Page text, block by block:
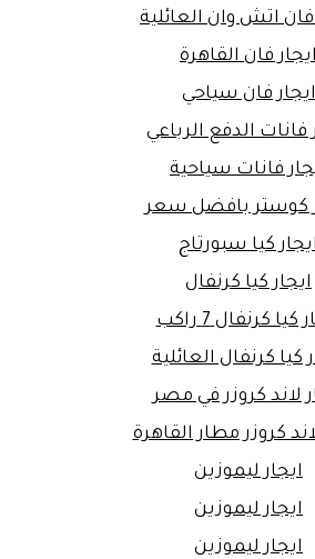
فان اتش وان العائلية
فان القاهرة
ايجار فان سياحي
فانات الدفع الرباعي
فانات سياحية
كوستر بافضل سعر
كيا سبورتاج
ايجار كيا كرنفال
كيا كرنفال 7 راكب
كيا كرنفال العائلية
لاند كروزر في مصر
كروزر مطار القاهرة
ايجار ليموزين
ايجار ليموزين
ايجار ليموزين